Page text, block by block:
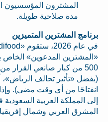
المشترون المؤسسيون
مدة صلاحية طويلة.
برنامج المشترين المتميزين
«المشترين المدعوين» الخاص
500 من كبار صانعي
(بفضل «تأثير تحالف الرياض»،
انفتاحًا من أي وقت مضى).
إلى المملكة العربية
المشرق العربي وشمال